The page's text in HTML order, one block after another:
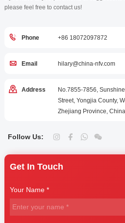
please feel free to contact us!
Phone +86 18072097872
Email hilary@china-nfv.com
Address
No.7855-7856,
Street, Yongjia County,
Zhejiang Province, China
Follow Us:
Get In Touch
Your Name *